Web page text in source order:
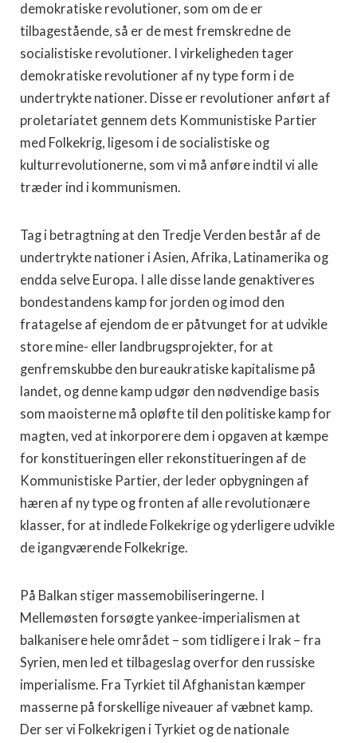
demokratiske revolutioner, som om de er
tilbagestående, så er de mest fremskredne de
socialistiske revolutioner. I virkeligheden tager
demokratiske revolutioner af ny type form i de
undertrykte nationer. Disse er revolutioner anført af
proletariatet gennem dets Kommunistiske Partier
med Folkekrig, ligesom i de socialistiske og
kulturrevolutionerne, som vi må anføre indtil vi alle
træder ind i kommunismen.
Tag i betragtning at den Tredje Verden består af de
undertrykte nationer i Asien, Afrika, Latinamerika og
endda selve Europa. I alle disse lande genaktiveres
bondestandens kamp for jorden og imod den
fratagelse af ejendom de er påtvunget for at udvikle
store mine- eller landbrugsprojekter, for at
genfremskubbe den bureaukratiske kapitalisme på
landet, og denne kamp udgør den nødvendige basis
som maoisterne må opløfte til den politiske kamp for
magten, ved at inkorporere dem i opgaven at kæmpe
for konstitueringen eller rekonstitueringen af de
Kommunistiske Partier, der leder opbygningen af
hæren af ny type og fronten af alle revolutionære
klasser, for at indlede Folkekrige og yderligere udvikle
de igangværende Folkekrige.
På Balkan stiger massemobiliseringerne. I
Mellemøsten forsøgte yankee-imperialismen at
balkanisere hele området – som tidligere i Irak – fra
Syrien, men led et tilbageslag overfor den russiske
imperialisme. Fra Tyrkiet til Afghanistan kæmper
masserne på forskellige niveauer af væbnet kamp.
Der ser vi Folkekrigen i Tyrkiet og de nationale